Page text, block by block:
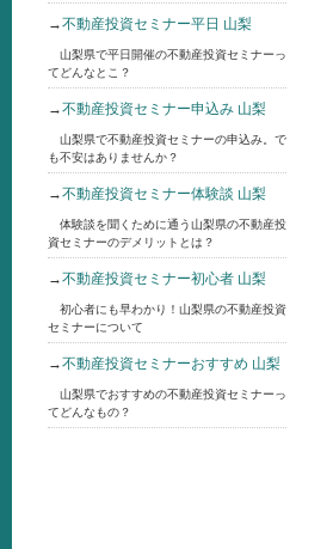
→不動産投資セミナー平日 山梨
山梨県で平日開催の不動産投資セミナーっ
てどんなとこ？
→不動産投資セミナー申込み 山梨
山梨県で不動産投資セミナーの申込み。で
も不安はありませんか？
→不動産投資セミナー体験談 山梨
体験談を聞くために通う山梨県の不動産投
資セミナーのデメリットとは？
→不動産投資セミナー初心者 山梨
初心者にも早わかり！山梨県の不動産投資
セミナーについて
→不動産投資セミナーおすすめ 山梨
山梨県でおすすめの不動産投資セミナーっ
てどんなもの？